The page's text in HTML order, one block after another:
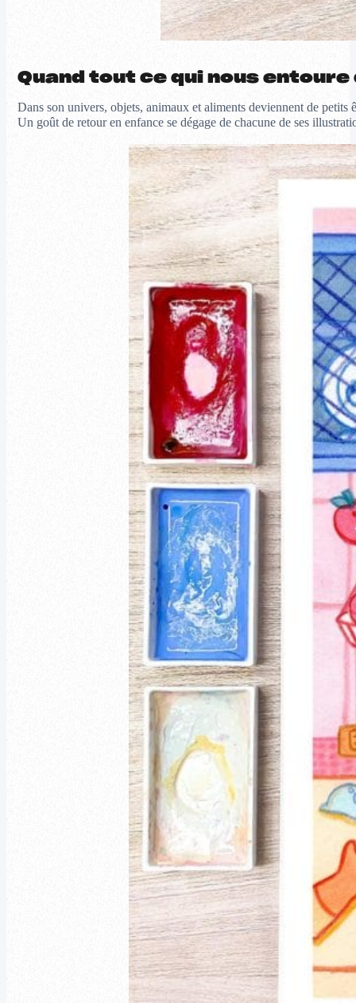
Quand tout ce qui nous
Dans son univers, objets, animaux et aliments deviennent de petits
Un goût de retour en enfance se dégage de chacune de ses